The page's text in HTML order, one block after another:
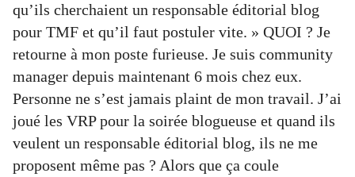
qu’ils cherchaient un responsable éditorial blog
pour TMF et qu’il faut postuler vite. » QUOI ? Je
retourne à mon poste furieuse. Je suis community
manager depuis maintenant 6 mois chez eux.
Personne ne s’est jamais plaint de mon travail. J’ai
joué les VRP pour la soirée blogueuse et quand ils
veulent un responsable éditorial blog, ils ne me
proposent même pas ? Alors que ça coule